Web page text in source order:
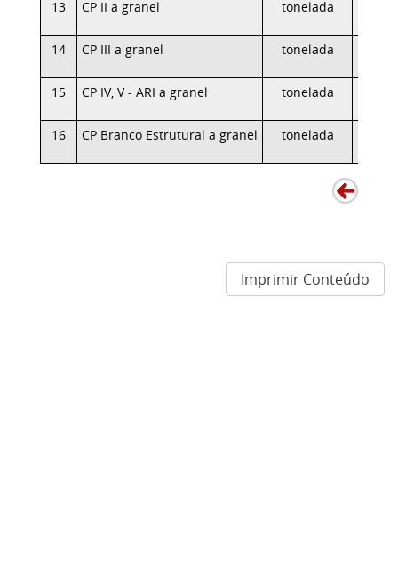
13 CP II a granel tonelada
14 CP III a granel tonelada
15 CP IV, V - ARI a granel tonelada
16 CP Branco Estrutural a granel tonelada
Imprimir Conteúdo